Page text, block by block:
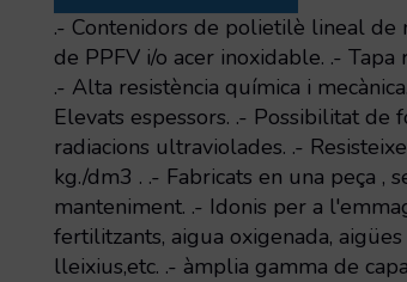
tanc
d'emmagatzematge
.- Contenidors de polietilè lineal de
de PPFV i/o acer inoxidable. .-
.- Alta resistència química i
Elevats espessors. .- Possibilitat de
radiacions ultraviolades. .-
kg./dm3 . .- Fabricats en una peça ,
manteniment. .- Idonis per a
fertilitzants, aigua oxigenada,
lleixius,etc. .- àmplia gamma de